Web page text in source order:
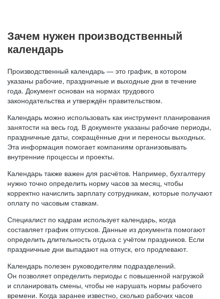
Зачем нужен производственный
календарь
Производственный календарь — это график, в котором
указаны рабочие, праздничные и выходные дни в течение
года. Документ основан на нормах трудового
законодательства и утверждён правительством.
Календарь можно использовать как инструмент планирования
занятости на весь год. В документе указаны рабочие периоды,
праздничные даты, сокращённые дни и переносы выходных.
Эта информация помогает компаниям организовывать
внутренние процессы и проекты.
Календарь также важен для расчётов. Например, бухгалтеру
нужно точно определить норму часов за месяц, чтобы
корректно начислить зарплату сотрудникам, которые получают
оплату по часовым ставкам.
Специалист по кадрам использует календарь, когда
составляет график отпусков. Данные из документа помогают
определить длительность отдыха с учётом праздников. Если
праздничные дни выпадают на отпуск, его продлевают.
Календарь полезен руководителям подразделений.
Он позволяет определить периоды с повышенной нагрузкой
и спланировать смены, чтобы не нарушать нормы рабочего
времени. Когда заранее известно, сколько рабочих часов